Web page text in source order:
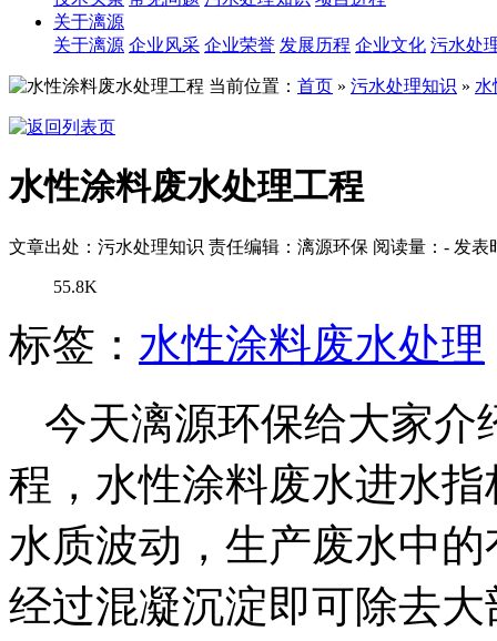
关于漓源
关于漓源 企业风采 企业荣誉 发展历程 企业文化 污水处
当前位置： 首页 » 污水处理知识 » 水
水性涂料废水处理工程
文章出处：污水处理知识 责任编辑：漓源环保 阅读量： - 发表
55.8K
标签： 水性涂料废水处理
今天漓源环保给大家介
程，水性涂料废水进水
水质波动，生产废水中
经过混凝沉淀即可除去